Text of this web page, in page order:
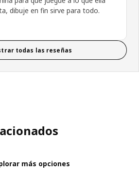
dibuje en fin sirve para todo.
todas las reseñas
más opciones